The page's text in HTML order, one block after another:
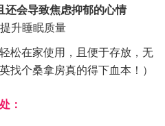
还会导致焦虑抑郁的心情
升睡眠质量
松在家使用，且便于存放，无
找个桑拿房真的得下血本！）
：